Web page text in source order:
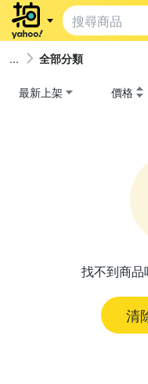
全部分類
最新上架 價格
找不到商品
清